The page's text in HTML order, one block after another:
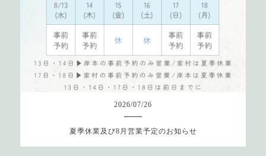
2026/07/26
夏季休業及び8月営業予定のお知らせ